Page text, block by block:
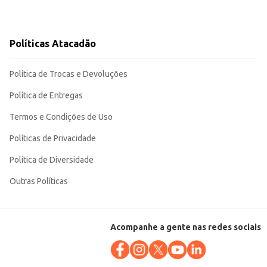
Políticas Atacadão
Política de Trocas e Devoluções
Política de Entregas
Termos e Condições de Uso
Políticas de Privacidade
Política de Diversidade
Outras Políticas
Acompanhe a gente nas redes sociais